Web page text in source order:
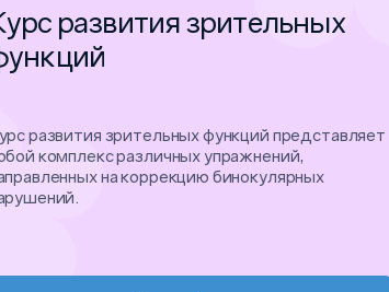
развития зрительных
развития зрительных функций представляет
комплекс различных упражнений,
на коррекцию бинокулярных